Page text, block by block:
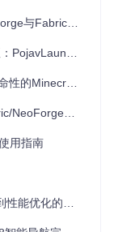
项目的推进，
台上的运行开
，不妨加入他
的无缝融合
全攻略
模组框架
全平台适配
用指南
化的完整方案